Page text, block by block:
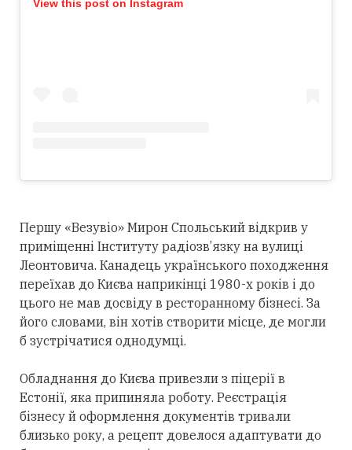
View this post on Instagram
Першу «Везувіо» Мирон Спольський відкрив у
приміщенні Інституту радіозв’язку на вулиці
Леонтовича. Канадець українського походження
переїхав до Києва наприкінці 1980-х років і до
цього не мав досвіду в ресторанному бізнесі. За
його словами, він хотів створити місце, де могли
б зустрічатися однодумці.
Обладнання до Києва привезли з піцерії в
Естонії, яка припиняла роботу. Реєстрація
бізнесу й оформлення документів тривали
близько року, а рецепт довелося адаптувати до